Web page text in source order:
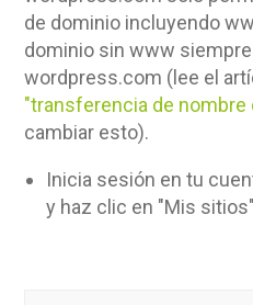
de dominio incluyendo
dominio sin www siempre
wordpress.com (lee el
"transferencia de nombre
cambiar esto).
Inicia sesión en tu
y haz clic en "Mis sitios"